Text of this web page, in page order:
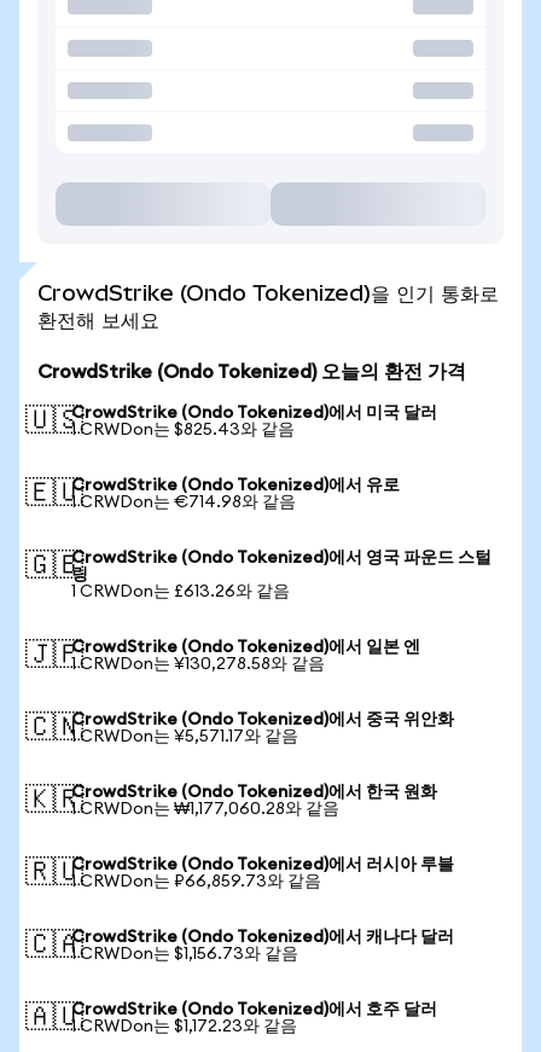
CrowdStrike (Ondo Tokenized)을 인기 통화로
환전해 보세요
CrowdStrike (Ondo Tokenized) 오늘의 환전 가격
🇺🇸CrowdStrike (Ondo Tokenized)에서 미국 달러
1 CRWDon는 $825.43와 같음
🇪🇺CrowdStrike (Ondo Tokenized)에서 유로
1 CRWDon는 €714.98와 같음
🇬🇧CrowdStrike (Ondo Tokenized)에서 영국 파운드 스털
링
1 CRWDon는 £613.26와 같음
🇯🇵CrowdStrike (Ondo Tokenized)에서 일본 엔
1 CRWDon는 ¥130,278.58와 같음
🇨🇳CrowdStrike (Ondo Tokenized)에서 중국 위안화
1 CRWDon는 ¥5,571.17와 같음
🇰🇷CrowdStrike (Ondo Tokenized)에서 한국 원화
1 CRWDon는 ₩1,177,060.28와 같음
🇷🇺CrowdStrike (Ondo Tokenized)에서 러시아 루블
1 CRWDon는 ₽66,859.73와 같음
🇨🇦CrowdStrike (Ondo Tokenized)에서 캐나다 달러
1 CRWDon는 $1,156.73와 같음
🇦🇺CrowdStrike (Ondo Tokenized)에서 호주 달러
1 CRWDon는 $1,172.23와 같음